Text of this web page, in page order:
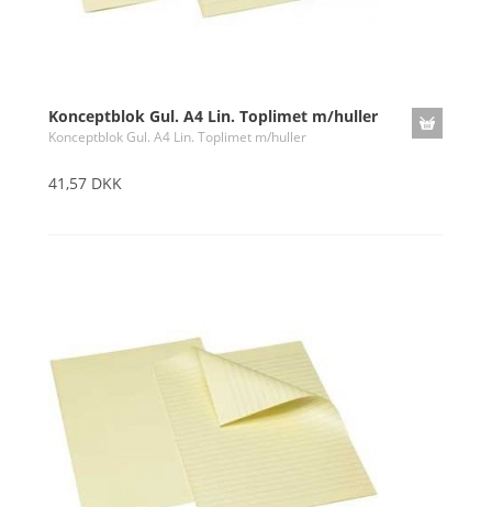
Konceptblok Gul. A4 Lin. Toplimet m/huller
Konceptblok Gul. A4 Lin. Toplimet m/huller
41,57 DKK